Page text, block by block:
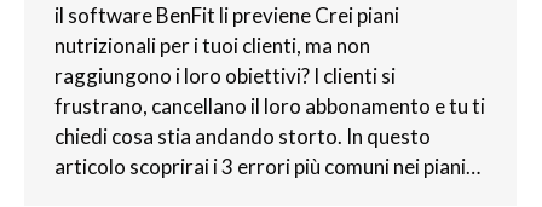
il software BenFit li previene Crei piani
nutrizionali per i tuoi clienti, ma non
raggiungono i loro obiettivi? I clienti si
frustrano, cancellano il loro abbonamento e tu ti
chiedi cosa stia andando storto. In questo
articolo scoprirai i 3 errori più comuni nei piani…